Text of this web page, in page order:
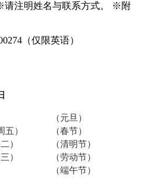
请注明姓名与联系方式。 ※附
（仅限英语）
（元旦）
）
（春节）
）
（清明节）
）
（劳动节）
（端午节）